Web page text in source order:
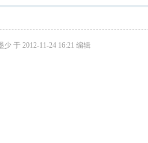
于 2012-11-24 16:21 编辑